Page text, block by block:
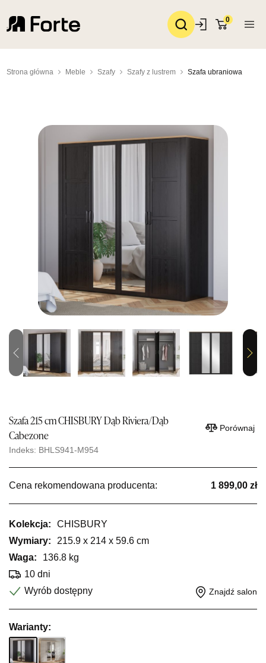
0
Strona główna Meble Szafy Szafy z lustrem Szafa ubraniowa
Previous Next
Szafa 215 cm CHISBURY Dąb Riviera/Dąb
Cabezone
Indeks: BHLS941-M954
Porównaj
Cena rekomendowana producenta: 1 899,00 zł
Kolekcja:
CHISBURY
Wymiary:
215.9 x 214 x 59.6 cm
Waga:
136.8 kg
10 dni
Wyrób dostępny
Znajdź salon
Warianty: